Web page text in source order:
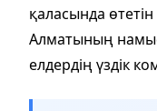
қаласында
Алматының
елдердің үздік